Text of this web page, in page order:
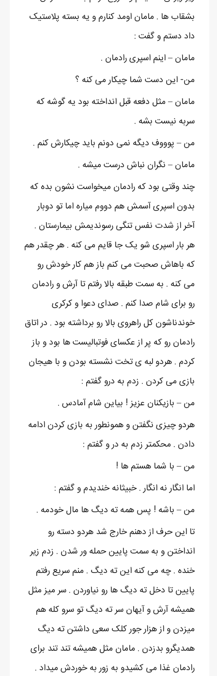
بشقاب ها . مامان اومد کنارم و یه بسته پلاستیک
داد دستم و گفت :
مامان – اینم اسپری رادمان .
من- این دست شما چیکار می کنه ؟
مامان – مثل دفعه قبل انداخته بود یه گوشه که
سربه نیست بشه .
من – پوووف دیگه نمی دونم باید چیکارش کنم .
مامان – نگران نباش درست میشه .
چند وقتی بود که رادمان میخواست نشون بده که
بدون اسپری آسمش هم دووم میاره اما تو دوبار
آخر از شدت نفس تنگی رسوندیمش بیمارستان .
هر بار اسپری شو یک جا قایم می کنه . هر چقدر هم
که باهاش صحبت می کنم باز هم کار خودش رو
می کنه . به سمت طبقه بالا رفتم تا آرش و رادمان
رو برای شام صدا کنم . صدای دعوا و کرکری
خوندناشون کل راهروی بالا رو برداشته بود . در اتاق
رادمان رو که پر از عکسای فوتبالیست ها بود و باز
کردم . هردو لبه ی تخت نشسته بودن و با هیجان
بازی می کردن . زدم به درو گفتم :
من – بازیکنان عزیز ! بیاین شام آمادس .
هردو چیزی نگفتن و همونطور به بازی کردن ادامه
دادن . محکمتر زدم به در و گفتم :
من – با شما هستم ها !
اما انگار نه انگار . خبیثانه خندیدم و گفتم :
من – باشه ! پس همه ته دیگ ها مال خودمه .
تا این حرف از دهنم خارج شد هردو دسته رو
انداختن و به سمت پایین حمله ور شدن . زدم زیر
خنده . چه می کنه این ته دیگ . منم سریع رفتم
پایین تا دخل ته دیگ ها رو نیاوردن . سر میز مثل
همیشه آرش و آیهان سر ته دیگ تو سرو کله هم
میزدن و از هزار جور کلک سعی داشتن ته دیگ
همدیگرو بدزدن . مامان مثل همیشه تند تند برای
رادمان غذا می کشیدو به زور به خوردش میداد .